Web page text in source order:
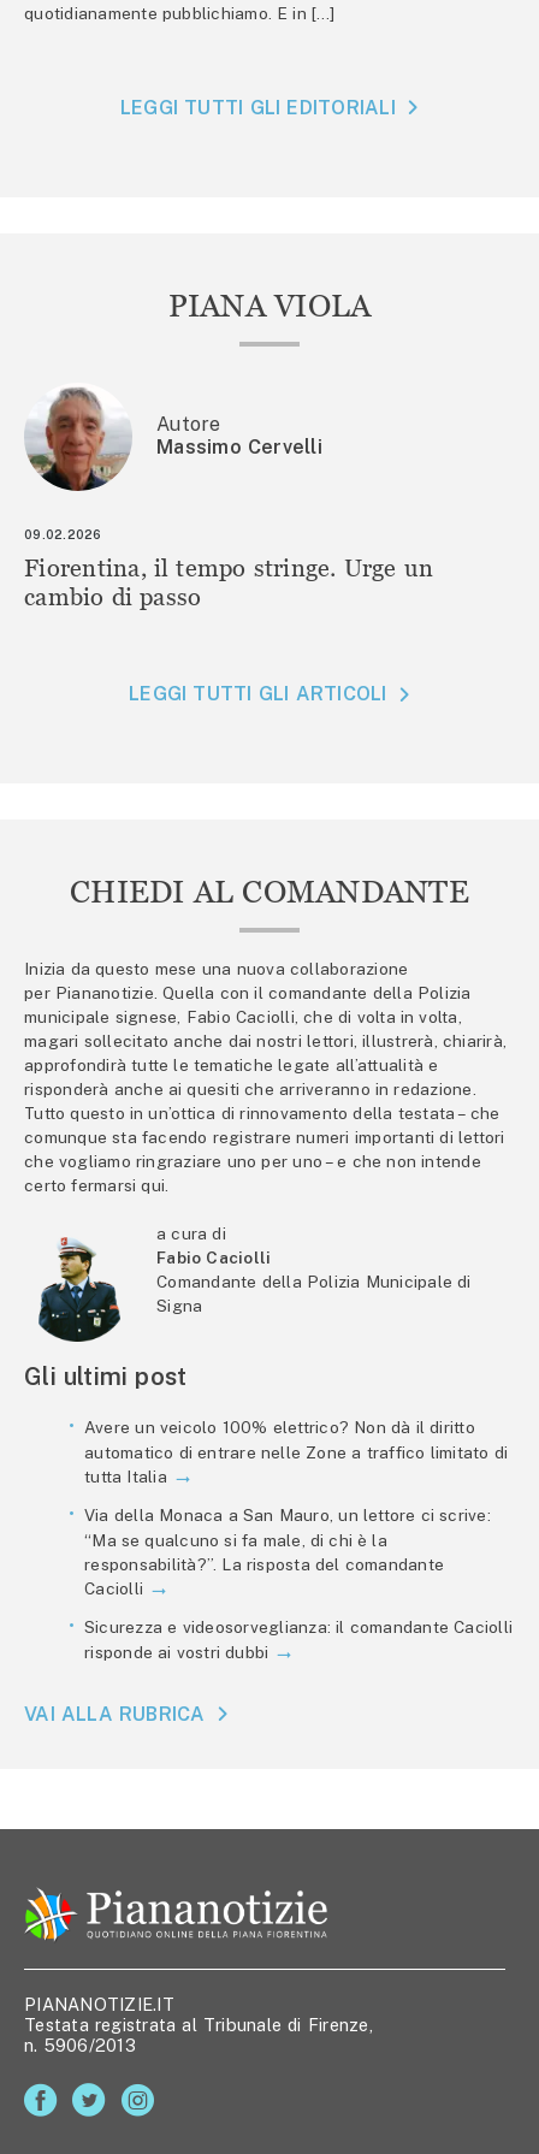
quotidianamente pubblichiamo. E in […]
LEGGI TUTTI GLI EDITORIALI
PIANA VIOLA
Autore
Massimo Cervelli
09.02.2026
Fiorentina, il tempo stringe. Urge un
cambio di passo
LEGGI TUTTI GLI ARTICOLI
CHIEDI AL COMANDANTE
Inizia da questo mese una nuova collaborazione
per Piananotizie. Quella con il comandante della Polizia
municipale signese, Fabio Caciolli, che di volta in volta,
magari sollecitato anche dai nostri lettori, illustrerà, chiarirà,
approfondirà tutte le tematiche legate all’attualità e
risponderà anche ai quesiti che arriveranno in redazione.
Tutto questo in un’ottica di rinnovamento della testata – che
comunque sta facendo registrare numeri importanti di lettori
che vogliamo ringraziare uno per uno – e che non intende
certo fermarsi qui.
a cura di
Fabio Caciolli
Comandante della Polizia Municipale di
Signa
Gli ultimi post
Avere un veicolo 100% elettrico? Non dà il diritto
automatico di entrare nelle Zone a traffico limitato di
tutta Italia
Via della Monaca a San Mauro, un lettore ci scrive:
“Ma se qualcuno si fa male, di chi è la
responsabilità?”. La risposta del comandante
Caciolli
Sicurezza e videosorveglianza: il comandante Caciolli
risponde ai vostri dubbi
VAI ALLA RUBRICA
PIANANOTIZIE.IT
Testata registrata al Tribunale di Firenze,
n. 5906/2013